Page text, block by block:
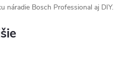
náradie Bosch Professional aj DIY.